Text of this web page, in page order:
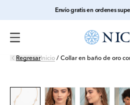
Envío gratis en ordenes
RegresarInicio / Collar en baño de oro